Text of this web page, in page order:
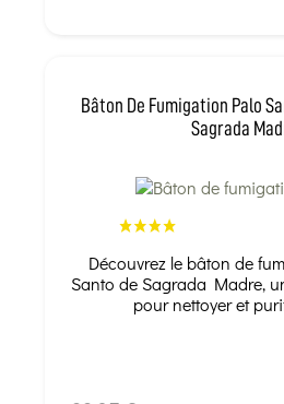
Bâton De Fumigation Palo
Sagrada
Découvrez le bâton de
Santo de Sagrada Madre,
pour nettoyer et